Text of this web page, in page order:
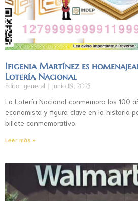
Ifigenia Martínez es
Lotería Nacional
Editor general junio 19, 2025
La Lotería Nacional conmemora los 100
economista y figura clave en la historia
billete conmemorativo.
Leer más »